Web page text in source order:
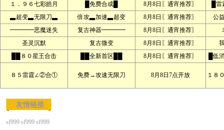
１．９６七彩皓月
█免费合成█ 8月8日〖通宵推荐〗
█
▃超变▃无限刀▃
倍攻▃加速▃超变 8月8日〖通宵推荐〗
公
━━━━恶魔迷失
复古神器━━━━ 8月8日〖通宵推荐〗
圣灵沉默
复古微变 8月8日〖通宵推荐〗
██８０星王合击
██全新首区██ 8月8日〖通宵推荐〗 █低
８５雷霆∠②合① 免费→攻速无限刀 8月8日7点开放 １８
友情链接
sf999 sf999 sf999